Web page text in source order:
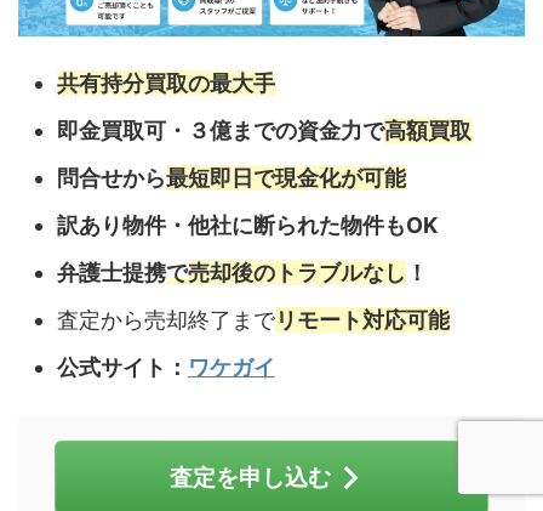
共有持分買取の最大手
即金買取可・３億までの資金力で高額買取
問合せから最短即日で現金化が可能
訳あり物件・他社に断られた物件もOK
弁護士提携で売却後のトラブルなし ！
査定から売却終了までリモート対応可能
公式サイト： ワケガイ
査定を申し込む